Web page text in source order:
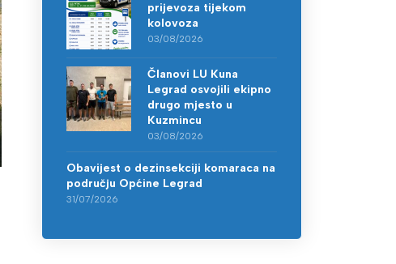
prijevoza tijekom
kolovoza
03/08/2026
Članovi LU Kuna
Legrad osvojili ekipno
drugo mjesto u
Kuzmincu
03/08/2026
Obavijest o dezinsekciji komaraca na
području Općine Legrad
31/07/2026